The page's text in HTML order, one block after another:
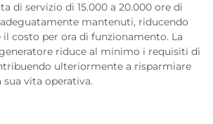
di servizio di 15.000 a 20.000 ore di
mantenuti, riducendo
costo per ora di funzionamento. La
riduce al minimo i requisiti di
ulteriormente a risparmiare
vita operativa.